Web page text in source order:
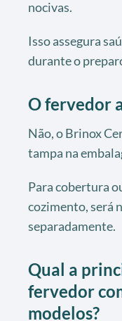
nocivas.
Isso assegura
durante o
O fervedor
Não, o Brinox
tampa na
Para cobertura
cozimento, será
separadamente.
Qual a
fervedor
modelos?